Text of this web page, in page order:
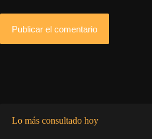
Publicar el comentario
Lo más consultado hoy